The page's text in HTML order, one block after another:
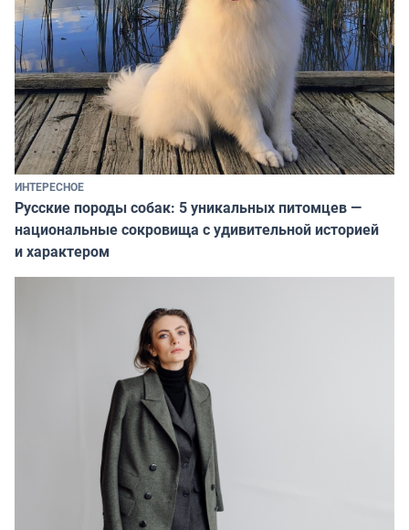
ИНТЕРЕСНОЕ
Русские породы собак: 5 уникальных питомцев —
национальные сокровища с удивительной историей
и характером